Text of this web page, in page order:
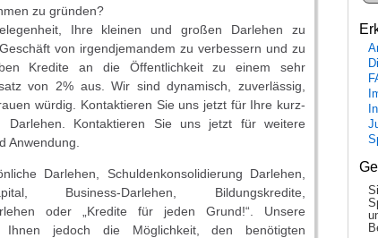
zu gründen?
Ihre kleinen und großen Darlehen zu
von irgendjemandem zu verbessern und zu
Kredite an die Öffentlichkeit zu einem sehr
von 2% aus. Wir sind dynamisch, zuverlässig,
würdig. Kontaktieren Sie uns jetzt für Ihre kurz-
Darlehen. Kontaktieren Sie uns jetzt für weitere
Anwendung.
Darlehen, Schuldenkonsolidierung Darlehen,
Business-Darlehen, Bildungskredite,
oder „Kredite für jeden Grund!“. Unsere
Ihnen jedoch die Möglichkeit, den benötigten